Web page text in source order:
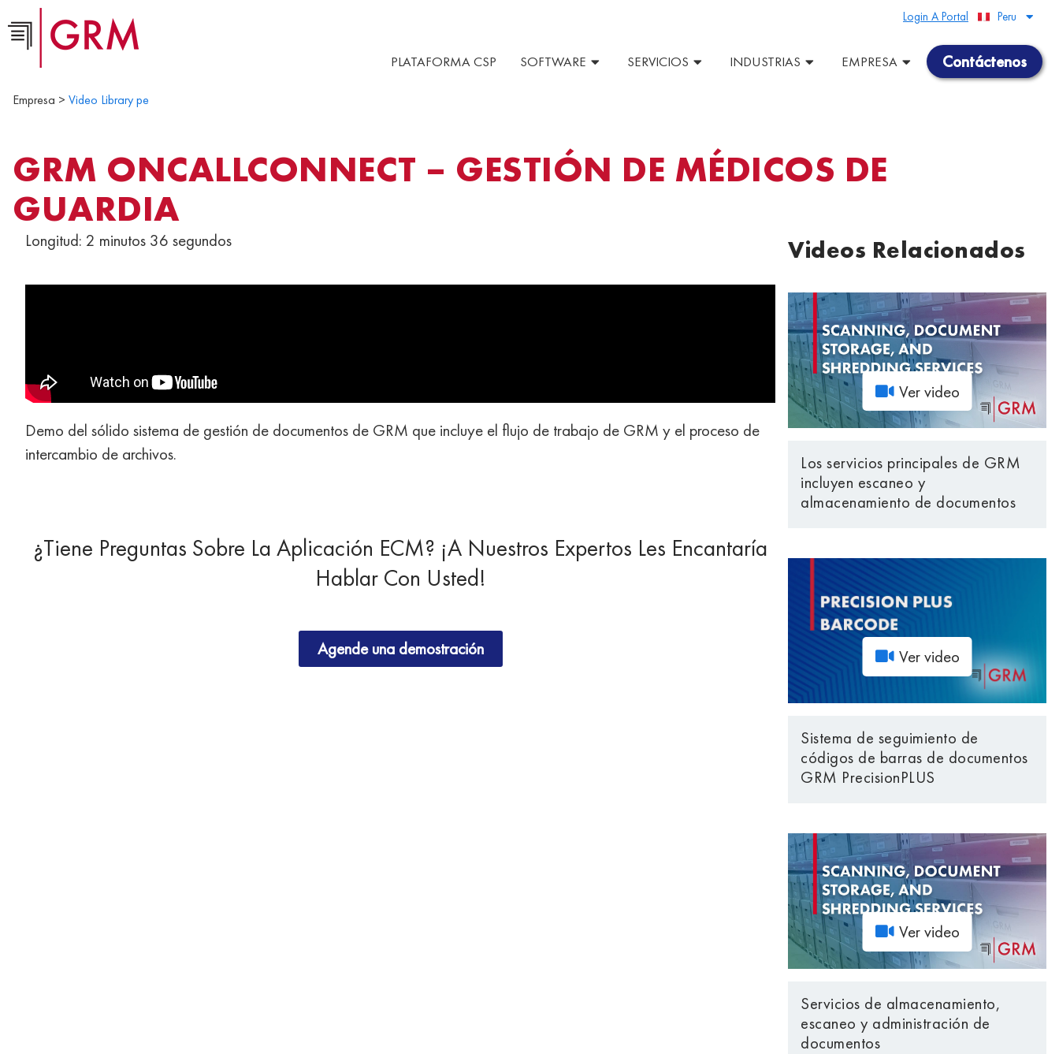
Peru
United States
Login A Portal
Contáctenos
PLATAFORMA CSP SOFTWARE SERVICIOS INDUSTRIAS EMPRESA
Empresa > Video Library pe
GRM ONCALLCONNECT – GESTIÓN DE MÉDICOS DE
GUARDIA
Longitud: 2 minutos 36 segundos
Demo del sólido sistema de gestión de documentos de GRM que incluye el flujo de trabajo de GRM y el proceso de
intercambio de archivos.
¿Tiene Preguntas Sobre La Aplicación ECM? ¡A Nuestros Expertos Les Encantaría
Hablar Con Usted!
Agende una demostración
Videos Relacionados
Ver video
Los servicios principales de GRM
incluyen escaneo y
almacenamiento de documentos
Ver video
Sistema de seguimiento de
códigos de barras de documentos
GRM PrecisionPLUS
Ver video
Servicios de almacenamiento,
escaneo y administración de
documentos